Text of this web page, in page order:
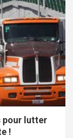
pour lutter
!